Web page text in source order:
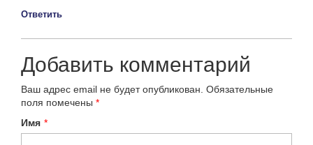
Ответить
Добавить комментарий
Ваш адрес email не будет опубликован. Обязательные
поля помечены *
Имя *